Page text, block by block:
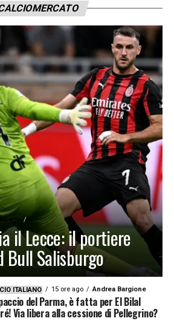
ago
il Lecce: il portiere
Bull Salisburgo
ITALIANO 15 ore ago Andrea Bargione
del Parma, è fatta per El Bilal
Via libera alla cessione di Pellegrino?